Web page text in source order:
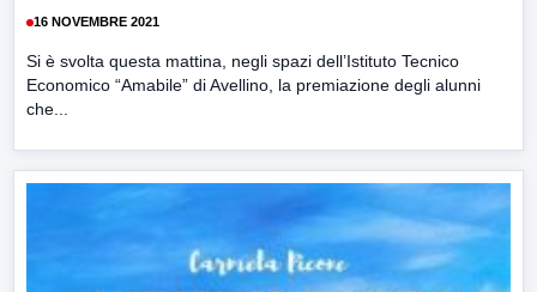
16 NOVEMBRE 2021
Si è svolta questa mattina, negli spazi dell’Istituto Tecnico
Economico “Amabile” di Avellino, la premiazione degli alunni
che...